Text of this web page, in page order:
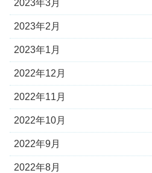
2023年3月
2023年2月
2023年1月
2022年12月
2022年11月
2022年10月
2022年9月
2022年8月